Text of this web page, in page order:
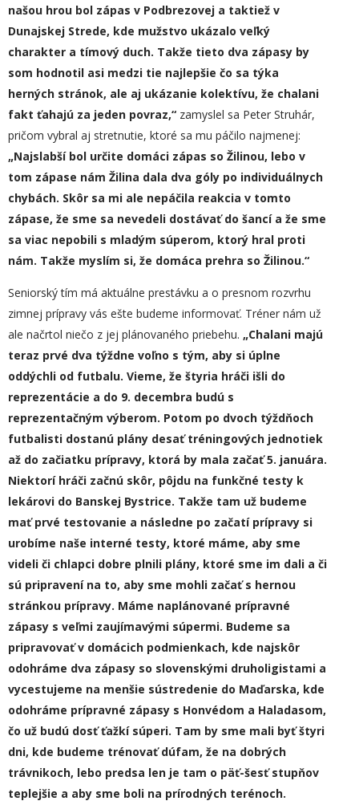
našou hrou bol zápas v Podbrezovej a taktiež v
Dunajskej Strede, kde mužstvo ukázalo veľký
charakter a tímový duch. Takže tieto dva zápasy by
som hodnotil asi medzi tie najlepšie čo sa týka
herných stránok, ale aj ukázanie kolektívu, že chalani
fakt ťahajú za jeden povraz,“ zamyslel sa Peter Struhár,
pričom vybral aj stretnutie, ktoré sa mu páčilo najmenej:
„Najslabší bol určite domáci zápas so Žilinou, lebo v
tom zápase nám Žilina dala dva góly po individuálnych
chybách. Skôr sa mi ale nepáčila reakcia v tomto
zápase, že sme sa nevedeli dostávať do šancí a že sme
sa viac nepobili s mladým súperom, ktorý hral proti
nám. Takže myslím si, že domáca prehra so Žilinou.“
Seniorský tím má aktuálne prestávku a o presnom rozvrhu
zimnej prípravy vás ešte budeme informovať. Tréner nám už
ale načrtol niečo z jej plánovaného priebehu. „Chalani majú
teraz prvé dva týždne voľno s tým, aby si úplne
oddýchli od futbalu. Vieme, že štyria hráči išli do
reprezentácie a do 9. decembra budú s
reprezentačným výberom. Potom po dvoch týždňoch
futbalisti dostanú plány desať tréningových jednotiek
až do začiatku prípravy, ktorá by mala začať 5. januára.
Niektorí hráči začnú skôr, pôjdu na funkčné testy k
lekárovi do Banskej Bystrice. Takže tam už budeme
mať prvé testovanie a následne po začatí prípravy si
urobíme naše interné testy, ktoré máme, aby sme
videli či chlapci dobre plnili plány, ktoré sme im dali a či
sú pripravení na to, aby sme mohli začať s hernou
stránkou prípravy. Máme naplánované prípravné
zápasy s veľmi zaujímavými súpermi. Budeme sa
pripravovať v domácich podmienkach, kde najskôr
odohráme dva zápasy so slovenskými druholigistami a
vycestujeme na menšie sústredenie do Maďarska, kde
odohráme prípravné zápasy s Honvédom a Haladasom,
čo už budú dosť ťažkísúperi. Tam by sme mali byť štyri
dni, kde budeme trénovať dúfam, že na dobrých
trávnikoch, lebo predsa len je tam o päť-šesť stupňov
teplejšie a aby sme boli na prírodných terénoch.